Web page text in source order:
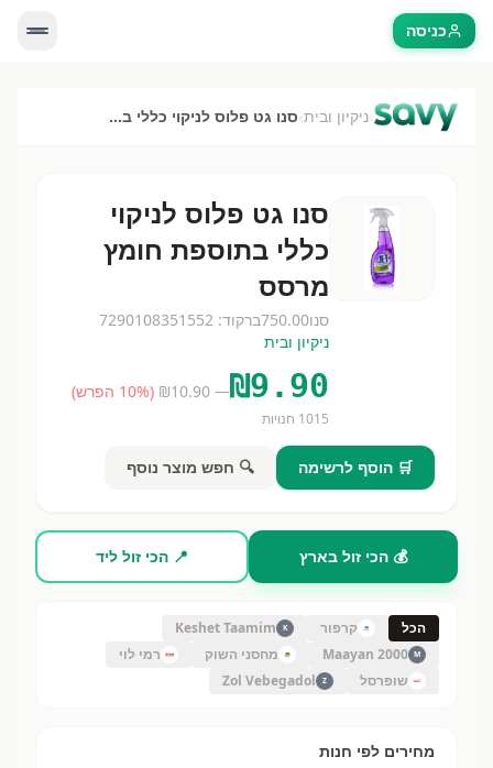
כניסה
›ניקיון ובית› סנו גט פלוס לניקוי כללי בתוספת חומץ מרסס
סנו גט פלוס לניקוי
כללי בתוספת חומץ
מרסס
סנו750.00ברקוד: 7290108351552
ניקיון ובית
₪9.90
— ₪
10.90
(
10% הפרש)
1015 חנויות
🛒 הוסף לרשימה 🔍 חפש מוצר נוסף
💰 הכי זול בארץ 📍 הכי זול ליד
הכל קרפור K
Keshet Taamim
M
Maayan 2000 מחסני השוק
רמי לוי
שופרסל
Z
Zol Vebegadol
מחירים לפי חנות